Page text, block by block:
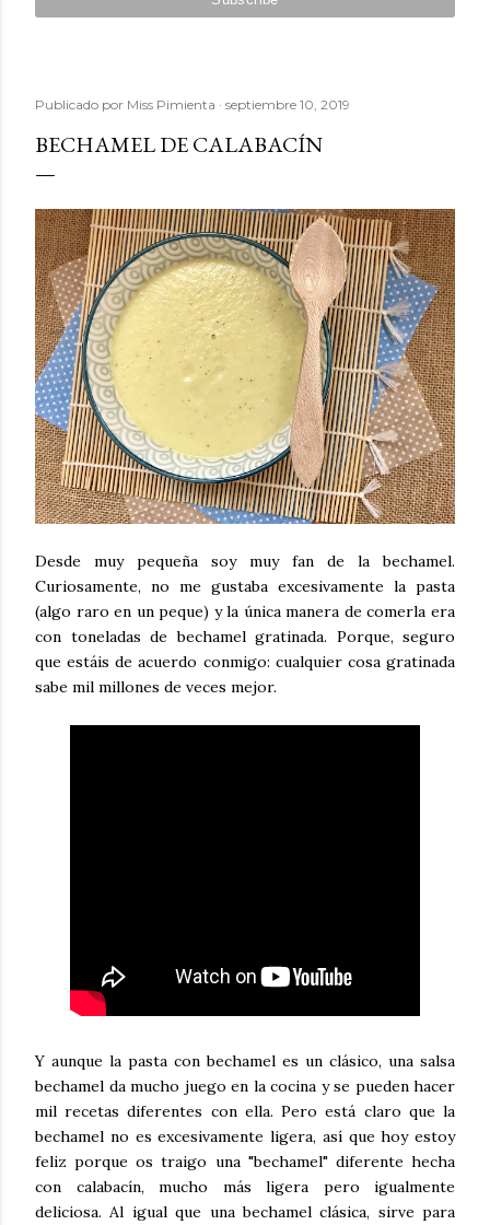
Publicado por Miss Pimienta septiembre 10, 2019
BECHAMEL DE CALABACÍN
Desde muy pequeña soy muy fan de la bechamel.
Curiosamente, no me gustaba excesivamente la pasta
(algo raro en un peque) y la única manera de comerla era
con toneladas de bechamel gratinada. Porque, seguro
que estáis de acuerdo conmigo: cualquier cosa gratinada
sabe mil millones de veces mejor.
Y aunque la pasta con bechamel es un clásico, una salsa
bechamel da mucho juego en la cocina y se pueden hacer
mil recetas diferentes con ella. Pero está claro que la
bechamel no es excesivamente ligera, así que hoy estoy
feliz porque os traigo una "bechamel" diferente hecha
con calabacín, mucho más ligera pero igualmente
deliciosa. Al igual que una bechamel clásica, sirve para